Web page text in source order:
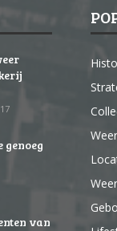
genoeg
van